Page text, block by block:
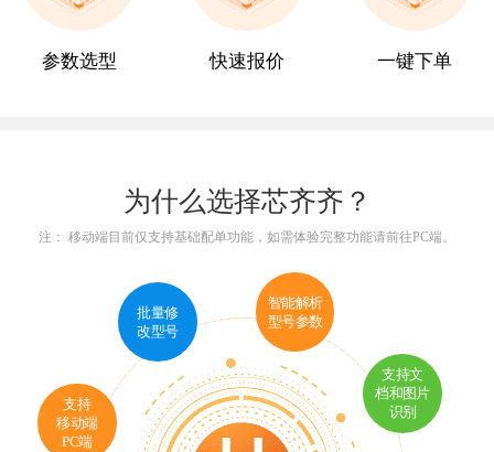
参数选型 快速报价 一键下单
为什么选择芯齐齐？
注： 移动端目前仅支持基础配单功能，如需体验完整功能请前往PC端。
智能解析
型号参数
支持文
档和图片
识别
支持
移动端
PC端
批量修
改型号